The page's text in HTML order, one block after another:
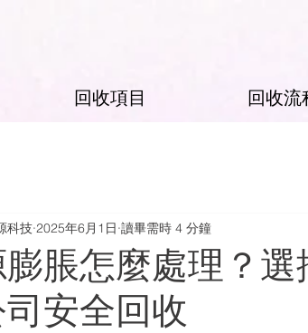
回收項目 回收流
脹怎麼處理？
安全回收
科技 2025年6月1日 讀畢需時 4 分鐘